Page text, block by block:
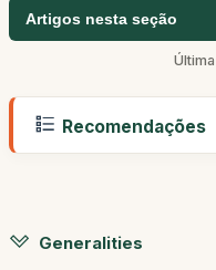
Artigos nesta seção
Recomendações
Generalities